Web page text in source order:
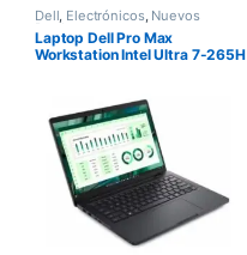
Dell, Electrónicos, Nuevos
Productos
Laptop Dell Pro Max
Workstation Intel Ultra 7-265H